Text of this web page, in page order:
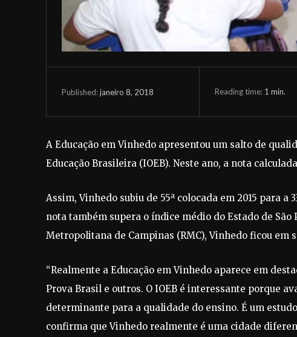
Published:janeiro 8, 2018 Reading time: 1 min.
A Educação em Vinhedo apresentou um salto de
Educação Brasileira (IOEB). Neste ano, a nota
Assim, Vinhedo subiu de 55ª colocada em 2015 para a
nota também supera o índice médio do Estado de São
Metropolitana de Campinas (RMC), Vinhedo ficou em
“Realmente a Educação em Vinhedo aparece em
Prova Brasil e outros. O IOEB é interessante porque
determinante para a qualidade do ensino. É um
confirma que Vinhedo realmente é uma cidade